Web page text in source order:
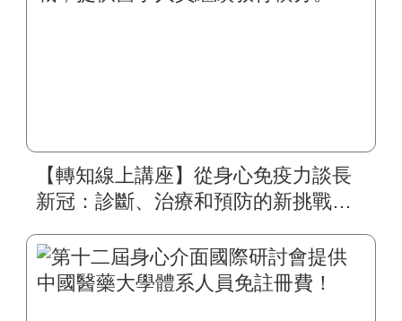
【轉知線上講座】從身心免疫力談長
新冠：診斷、治療和預防的新挑戰，